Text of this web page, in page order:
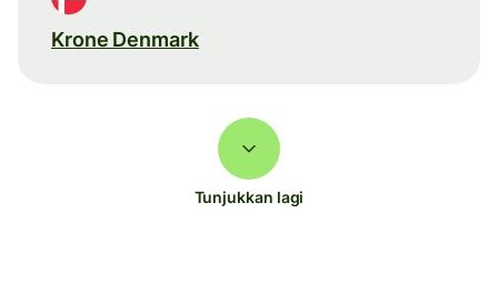
Krone Denmark
Tunjukkan lagi